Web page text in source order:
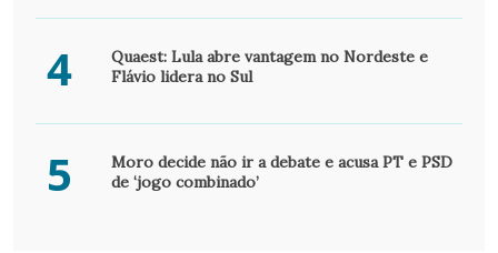
4
Quaest: Lula abre vantagem no Nordeste e
Flávio lidera no Sul
5
Moro decide não ir a debate e acusa PT e PSD
de ‘jogo combinado’